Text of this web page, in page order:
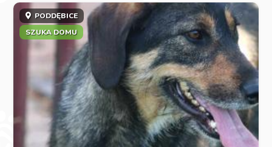
PODDĘBICE
SZUKA DOMU